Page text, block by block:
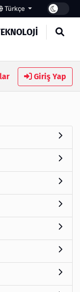
Türkçe
Olimpack ile
Giriş Yap